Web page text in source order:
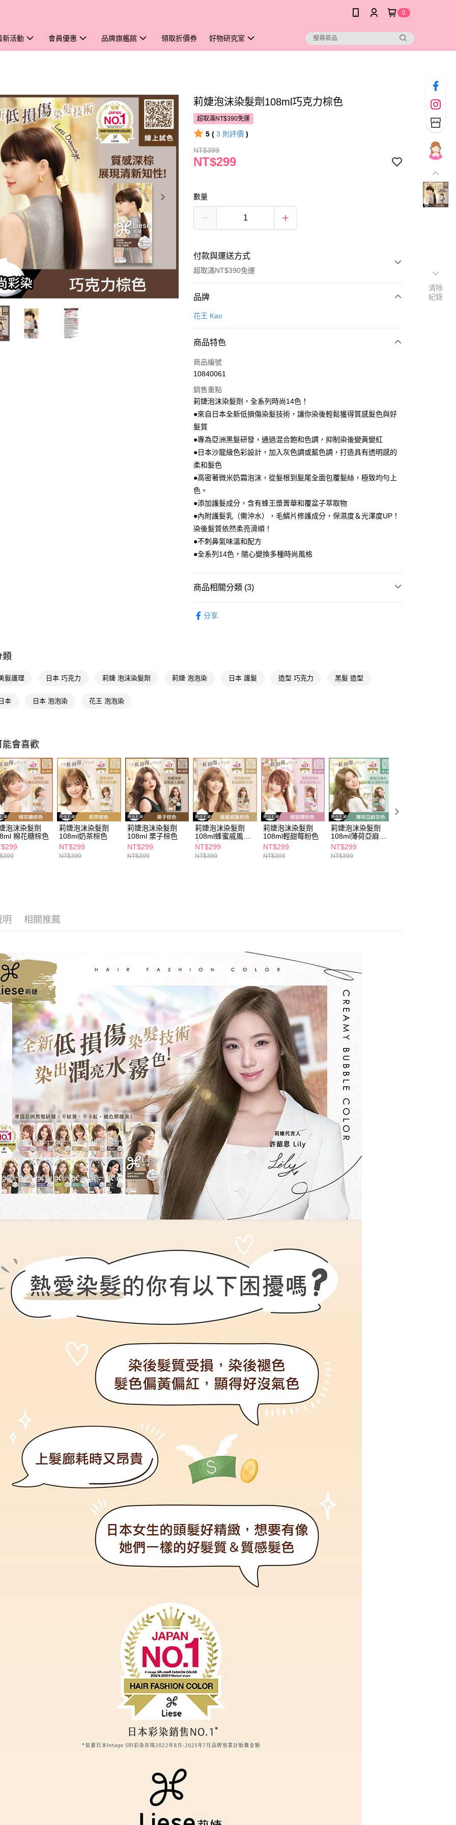
0
新活動 會員優惠 品牌旗艦館 領取折價券 好物研究室
莉婕泡沫染髮劑108ml巧克力棕色
超取滿NT$390免運
5 ( 3 則評價 )
NT$399
NT$299
數量
付款與運送方式
超取滿NT$390免運
付款方式
POYA支付
LINE Pay
Apple Pay
街口支付
悠遊付
Google Pay
AFTEE先享後付
相關說明
【關於「AFTEE先享後付」】
便利好安心！
１．簡單：不需註冊會員、不需綁卡、不需儲值。
２．便利：只要手機號碼，簡訊認證，即可結帳。
３．安心：先確認商品／服務後，再付款。
【「AFTEE先享後付」結帳流程】
３．收到繳費通知簡訊後14天內，點擊此簡訊中的連結，可透過四大超商
絡購買商品的店家。未經商家同意取消之訂單仍視為有效，需透過AFTEE
１．透過由恩沛科技股份有限公司提供之「AFTEE先享後付」服務完成之
即時審查核予不同之上限額度；若仍有額度不足之情形，本公司將視審查
結果請求用戶進行身份認證。
５．嚴禁一人註冊多個帳號或使用他人資訊註冊。若發現惡意使用之情
形，恩沛科技股份有限公司將有權停止該用戶之使用額度並採取法律行
動。
即享券
運送方式
全家取貨付款
每筆NT$65，滿NT$390(含以上)免運費
萊爾富取貨付款
7-11取貨付款
每筆NT$100，滿NT$790(含以上)免運費
付款後寶雅門市自取(由倉庫統一出貨)
每筆NT$80，滿NT$290(含以上)免運費
品牌
花王 Kao
商品特色
商品編號
10840061
銷售重點
莉婕泡沫染髮劑，全系列時尚14色！
●來自日本全新低損傷染髮技術，讓你染後輕鬆獲得質感髮色與好
髮質
●專為亞洲黑髮研發，通過混合飽和色調，抑制染後變黃變紅
●日本沙龍級色彩設計，加入灰色調或藍色調，打造具有透明感的
柔和髮色
●高密著微米奶霜泡沫，從髮根到髮尾全面包覆髮絲，極致均勻上
色。
●添加護髮成分，含有蜂王漿菁華和覆盆子萃取物
●內附護髮乳（需沖水），毛鱗片修護成分，保濕度＆光澤度UP！
染後髮質依然柔亮滑順！
●不刺鼻氣味溫和配方
●全系列14色，隨心變換多種時尚風格
商品相關分類 (3)
分享
類
髮護理 日本 巧克力 莉婕 泡沫染髮劑 莉婕 泡泡染 日本 護髮 造型 巧克力 黑髮 造型
本 日本 泡泡染 花王 泡泡染
能會喜歡
泡沫染髮劑
棉花糖棕色
莉婕泡沫染髮劑
108ml奶茶棕色
NT$299
NT$399
莉婕泡沫染髮劑
108ml 栗子棕色
NT$299
NT$399
莉婕泡沫染髮劑
108ml蜂蜜戚風棕
色
NT$299
NT$399
莉婕泡沫染髮劑
108ml輕甜莓粉色
NT$299
NT$399
莉婕泡沫染髮劑
108ml薄荷亞麻灰
色
NT$299
NT$399
明 相關推薦
清除
紀錄